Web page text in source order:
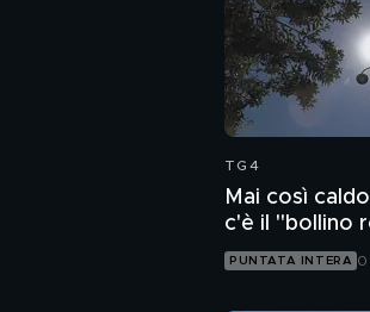
TG4
Mai così
c'è il "bollino
città
PUNTATA INTERA